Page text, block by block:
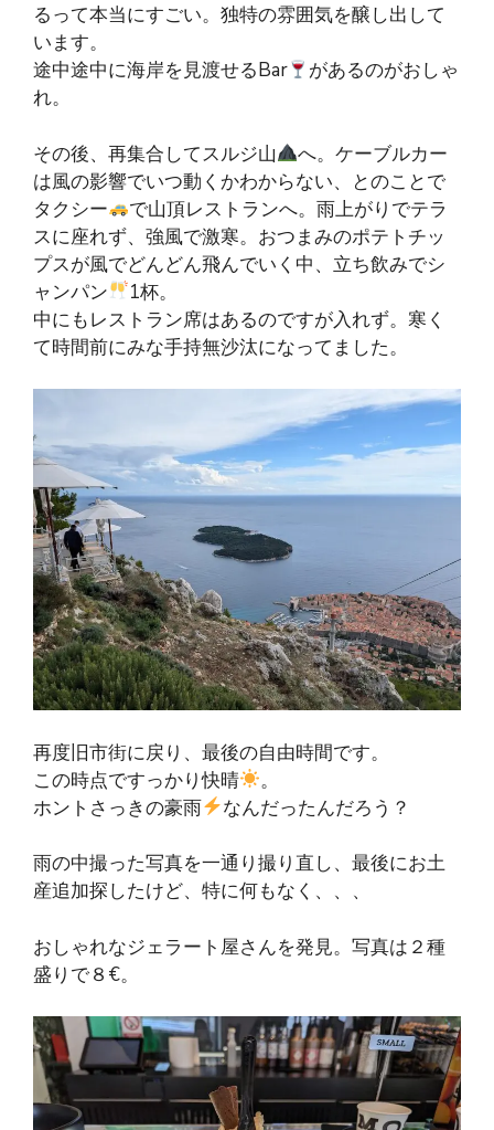
るって本当にすごい。独特の雰囲気を醸し出して
います。
途中途中に海岸を見渡せるBar
があるのがおしゃ
れ。
その後、再集合してスルジ山
へ。ケーブルカー
は風の影響でいつ動くかわからない、とのことで
タクシー
で山頂レストランへ。雨上がりでテラ
スに座れず、強風で激寒。おつまみのポテトチッ
プスが風でどんどん飛んでいく中、立ち飲みでシ
ャンパン
1杯。
中にもレストラン席はあるのですが入れず。寒く
て時間前にみな手持無沙汰になってました。
再度旧市街に戻り、最後の自由時間です。
この時点ですっかり快晴
。
ホントさっきの豪雨
なんだったんだろう？
雨の中撮った写真を一通り撮り直し、最後にお土
産追加探したけど、特に何もなく、、、
おしゃれなジェラート屋さんを発見。写真は２種
盛りで８€。